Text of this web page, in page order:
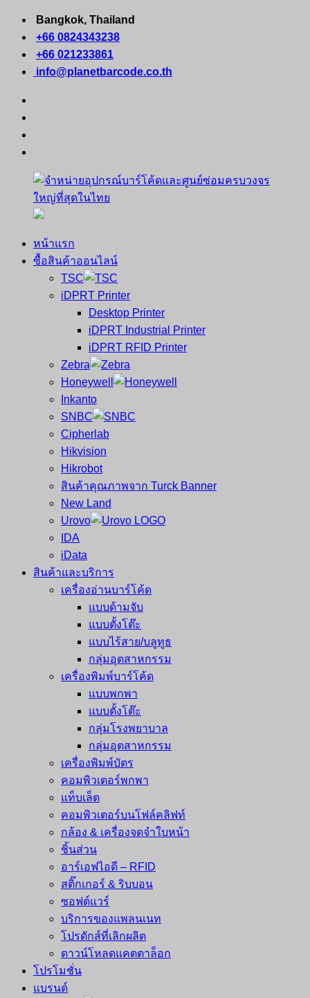
Skip
content
Bangkok, Thailand
+66 0824343238
+66 021233861
info@planetbarcode.co.th
จำหน่าย
คอมพิวเตอร์
หน้าแรก
ซื้อสินค้าออนไลน์
TSC
iDPRT Printer
Desktop Printer
iDPRT Industrial Printer
iDPRT RFID Printer
Zebra
Honeywell
Inkanto
SNBC
Cipherlab
Hikvision
Hikrobot
สินค้าคุณภาพจาก Turck Banner
New Land
Urovo
IDA
iData
สินค้าและบริการ
เครื่องอ่านบาร์โค้ด
แบบด้ามจับ
แบบตั้งโต๊ะ
แบบไร้สาย/บลูทูธ
กลุ่มอุตสาหกรรม
เครื่องพิมพ์บาร์โค้ด
แบบพกพา
แบบตั้งโต๊ะ
กลุ่มโรงพยาบาล
กลุ่มอุตสาหกรรม
เครื่องพิมพ์บัตร
คอมพิวเตอร์พกพา
แท็บเล็ต
คอมพิวเตอร์บนโฟล์คลิฟท์
กล้อง & เครื่องจดจำใบหน้า
ชิ้นส่วน
อาร์เอฟไอดี – RFID
สติ๊กเกอร์ & ริบบอน
ซอฟต์แวร์
บริการของแพลนเนท
โปรดักส์ที่เลิกผลิต
ดาวน์โหลดแคตตาล็อก
โปรโมชั่น
แบรนด์